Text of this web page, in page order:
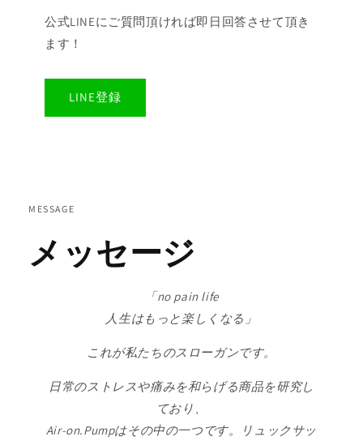
公式LINEにご質問頂ければ即日回答させて頂き
ます！
LINE登録
MESSAGE
メッセージ
「no pain life
人生はもっと楽しくなる」
これが私たちのスローガンです。
日常のストレスや痛みを和らげる商品を研究し
ており、
Air-on.Pumpはその中の一つです。リュックサッ